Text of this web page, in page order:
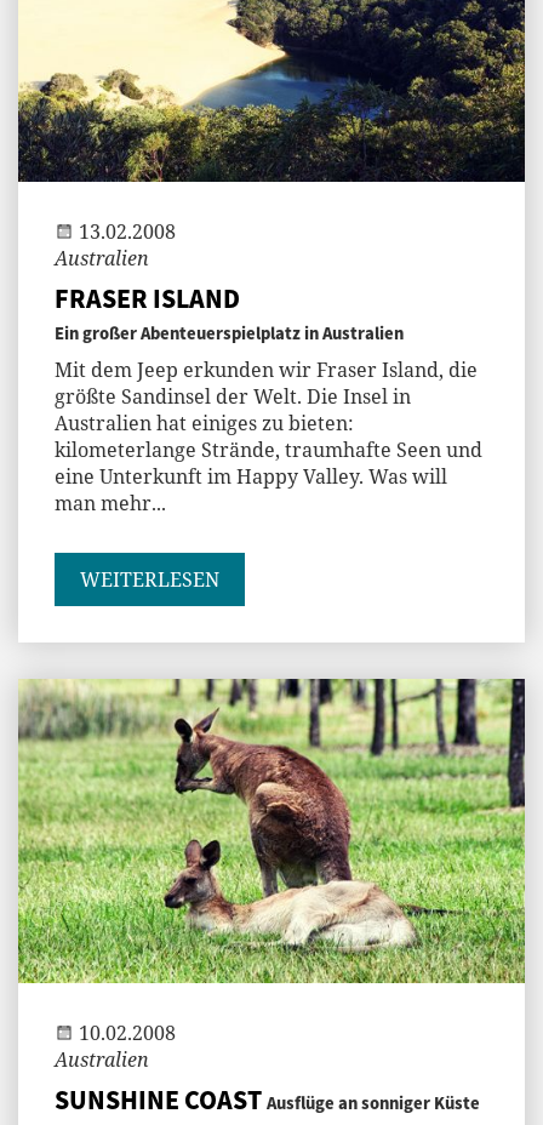
Andi
13.02.2008
Australien
FRASER ISLAND
Ein großer Abenteuerspielplatz in Australien
Mit dem Jeep erkunden wir Fraser Island, die
größte Sandinsel der Welt. Die Insel in
Australien hat einiges zu bieten:
kilometerlange Strände, traumhafte Seen und
eine Unterkunft im Happy Valley. Was will
man mehr...
WEITERLESEN
Andi
10.02.2008
Australien
SUNSHINE COAST Ausflüge an sonniger Küste